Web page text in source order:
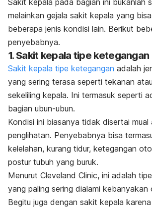
Sakit kepala pada bagian ini bukanlah
melainkan gejala sakit kepala yang
beberapa jenis kondisi lain. Berikut
penyebabnya.
1. Sakit kepala tipe ketegangan
Sakit kepala tipe ketegangan adalah
yang sering terasa seperti tekanan
sekeliling kepala. Ini termasuk seperti
bagian ubun-ubun.
Kondisi ini biasanya tidak disertai mual
penglihatan. Penyebabnya bisa
kelelahan, kurang tidur, ketegangan
postur tubuh yang buruk.
Menurut Cleveland Clinic, ini adalah
yang paling sering dialami kebanyakan
Begitu juga dengan sakit kepala